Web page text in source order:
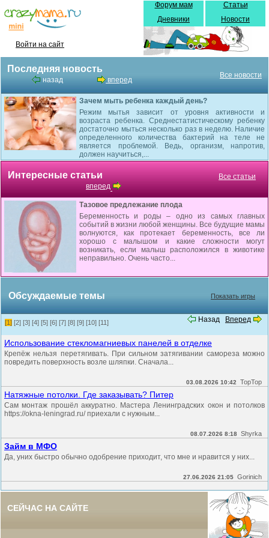
Войти на сайт
Форум мам
Дневники
Статьи
Новости
Последняя новость
назад вперед
Все новости
Зачем мыть ребенка каждый день?
Режим мытья зависит от уровня активности и
возраста ребенка. Среднестатистическому ребенку
достаточно мыться несколько раз в неделю. Наличие
определенного количества бактерий на теле не
является проблемой. Ведь, организм, напротив,
должен научиться,...
Интересные статьи
вперед
Все статьи
Тазовое предлежание плода
Беременность и роды – одно из самых главных
событий в жизни любой женщины. Все будущие мамы
волнуются, как протекает беременность, все ли
хорошо с малышом и какие сложности могут
возникать, если малыш расположился в животике
неправильно. Очень часто...
Обсуждаемые темы Показать игры
Назад Вперед
[1] [2] [3] [4] [5] [6] [7] [8] [9] [10] [11]
Использование стекломагниевых панелей в отделке
Крепёж нельзя перетягивать. При сильном затягивании самореза можно
повредить поверхность возле шляпки. Сначала...
03.08.2026 10:42 TopTop
Натяжные потолки. Где заказывать? Питер
Сам монтаж прошёл аккуратно. Мастера Ленинградских окон и потолков
https://okna-leningrad.ru/ приехали с нужным...
08.07.2026 8:18 Shyrka
Займ в МФО
Да, уних быстро обычно одобрение приходит, что мне и нравится у них...
27.06.2026 21:05 Gorinich
СЕЙЧАС НА САЙТЕ